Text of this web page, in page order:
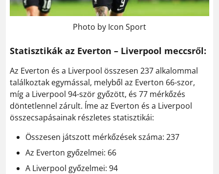
Photo by Icon Sport
Statisztikák az Everton – Liverpool meccsről:
Az Everton és a Liverpool összesen 237 alkalommal
találkoztak egymással, melyből az Everton 66-szor,
míg a Liverpool 94-ször győzött, és 77 mérkőzés
döntetlennel zárult. Íme az Everton és a Liverpool
összecsapásainak részletes statisztikái:
Összesen játszott mérkőzések száma: 237
Az Everton győzelmei: 66
A Liverpool győzelmei: 94